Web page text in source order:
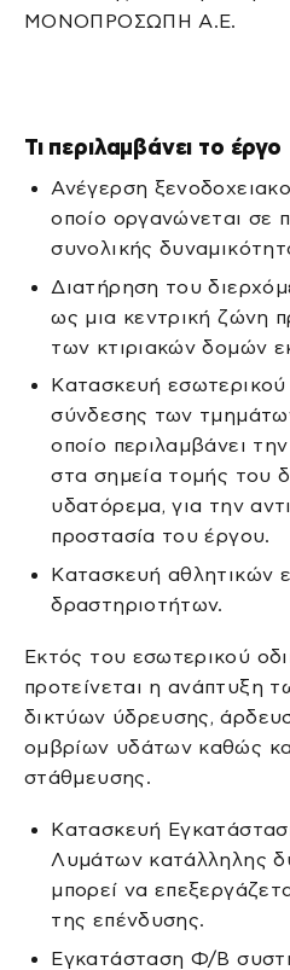
ΜΟΝΟΠΡΟΣΩΠΗ Α.Ε.
Τι περιλαμβάνει το έργο
Ανέγερση
οποίο οργανώνεται σε
συνολικής
Διατήρηση του
ως μια κεντρική ζώνη
των κτιριακών δομών
Κατασκευή εσωτερικού
σύνδεσης των
οποίο περιλαμβάνει
στα σημεία τομής του
υδατόρεμα, για την
προστασία του έργου.
Κατασκευή αθλητικών
δραστηριοτήτων.
Εκτός του εσωτερικού
προτείνεται η ανάπτυξη
δικτύων ύδρευσης,
ομβρίων υδάτων καθώς
στάθμευσης.
Κατασκευή
Λυμάτων κατάλληλης
μπορεί να
της επένδυσης.
Εγκατάσταση Φ/Β